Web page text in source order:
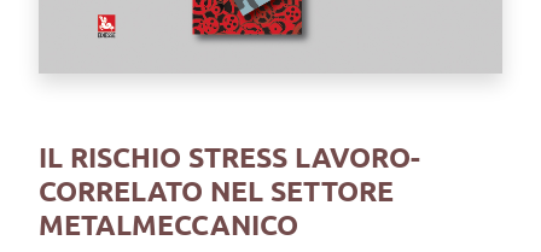
IL RISCHIO STRESS LAVORO-
CORRELATO NEL SETTORE
METALMECCANICO